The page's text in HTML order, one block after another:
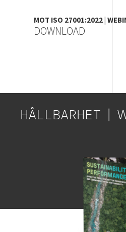
MOT ISO 27001:2022 |
DOWNLOAD
HÅLLBARHET |